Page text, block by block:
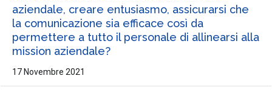
aziendale, creare entusiasmo, assicurarsi che
la comunicazione sia efficace così da
permettere a tutto il personale di allinearsi alla
mission aziendale?
17 Novembre 2021